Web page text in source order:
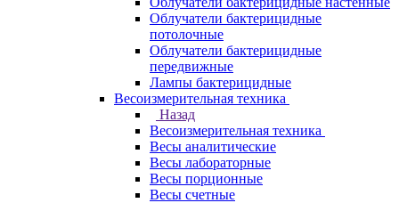
Облучатели бактерицидные
потолочные
Облучатели бактерицидные
передвижные
Лампы бактерицидные
Весоизмерительная техника
Назад
Весоизмерительная техника
Весы аналитические
Весы лабораторные
Весы порционные
Весы счетные